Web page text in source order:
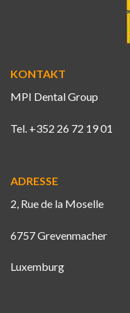
KONTAKT
MPI Dental Group
Tel. +352 26 72 19 01
ADRESSE
2, Rue de la Moselle
6757 Grevenmacher
Luxemburg